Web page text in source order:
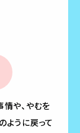
や、やむを
ように戻って